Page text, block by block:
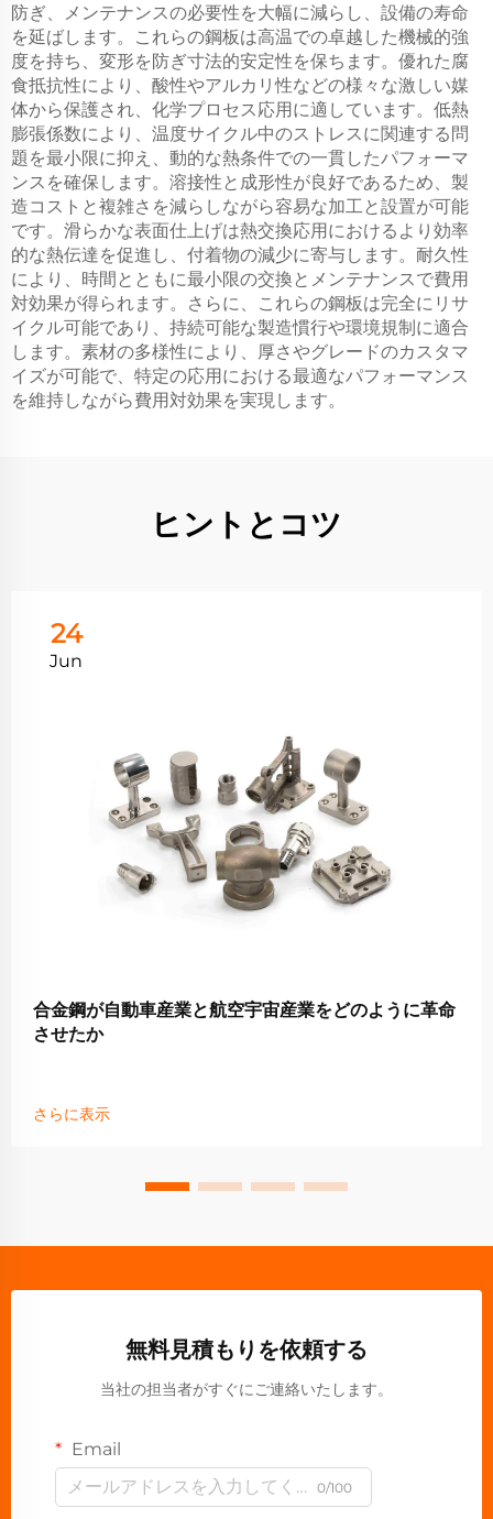
防ぎ、メンテナンスの必要性を大幅に減らし、設備の寿命
を延ばします。これらの鋼板は高温での卓越した機械的強
度を持ち、変形を防ぎ寸法的安定性を保ちます。優れた腐
食抵抗性により、酸性やアルカリ性などの様々な激しい媒
体から保護され、化学プロセス応用に適しています。低熱
膨張係数により、温度サイクル中のストレスに関連する問
題を最小限に抑え、動的な熱条件での一貫したパフォーマ
ンスを確保します。溶接性と成形性が良好であるため、製
造コストと複雑さを減らしながら容易な加工と設置が可能
です。滑らかな表面仕上げは熱交換応用におけるより効率
的な熱伝達を促進し、付着物の減少に寄与します。耐久性
により、時間とともに最小限の交換とメンテナンスで費用
対効果が得られます。さらに、これらの鋼板は完全にリサ
イクル可能であり、持続可能な製造慣行や環境規制に適合
します。素材の多様性により、厚さやグレードのカスタマ
イズが可能で、特定の応用における最適なパフォーマンス
を維持しながら費用対効果を実現します。
ヒントとコツ
24
Jun
合金鋼が自動車産業と航空宇宙産業をどのように革命
させたか
さらに表示
無料見積もりを依頼する
当社の担当者がすぐにご連絡いたします。
Email
0/100